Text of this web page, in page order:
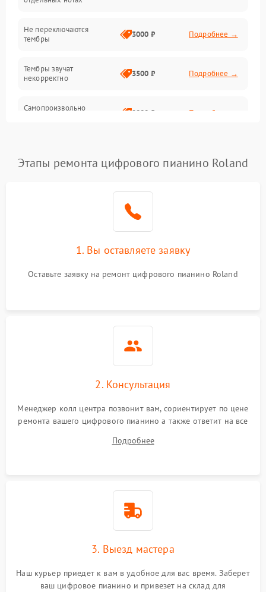
Аудио
Оптика
Не переключаются
тембры
3000 ₽ Подробнее →
Тембры звучат
некорректно
3500 ₽ Подробнее →
Самопроизвольно
2800 ₽ Подробнее →
Этапы ремонта цифрового пианино Roland
1. Вы оставляете заявку
Оставьте заявку на ремонт цифрового пианино Roland
2. Консультация
Менеджер колл центра позвонит вам, сориентирует по цене
ремонта вашего цифрового пианино а также ответит на все
Подробнее
3. Выезд мастера
Наш курьер приедет к вам в удобное для вас время. Заберет
ваш цифровое пианино и привезет на склад для